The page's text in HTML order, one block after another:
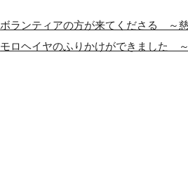
ボランティアの方が来てくださる ～
モロヘイヤのふりかけができました